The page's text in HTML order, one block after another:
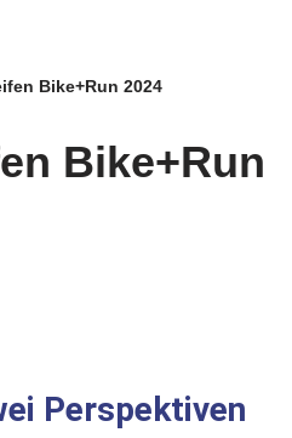
Bike+Run 2024
Bike+Run
Perspektiven